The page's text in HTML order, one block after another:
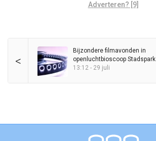
Adverteren? [9]
<
Bijzondere filmavonden in
openluchtbioscoop Stadspark
13:12 - 29 juli